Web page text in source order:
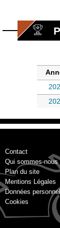
Contact
Qui sommes-nous
Plan du site
Mentions Légales
Données
Cookies